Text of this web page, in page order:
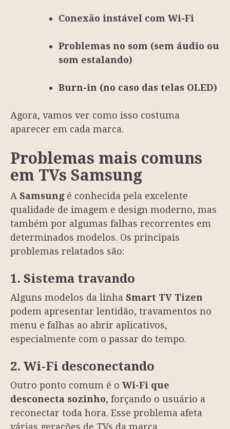
Conexão instável com Wi-Fi
Problemas no som (sem áudio ou
som estalando)
Burn-in (no caso das telas OLED)
Agora, vamos ver como isso costuma
aparecer em cada marca.
Problemas mais comuns
em TVs Samsung
A Samsungé conhecida pela excelente
qualidade de imagem e design moderno, mas
também por algumas falhas recorrentes em
determinados modelos. Os principais
problemas relatados são:
1. Sistema travando
Alguns modelos da linha Smart TV Tizen
podem apresentar lentidão, travamentos no
menu e falhas ao abrir aplicativos,
especialmente com o passar do tempo.
2. Wi-Fi desconectando
Outro ponto comum é o Wi-Fi que
desconecta sozinho, forçando o usuário a
reconectar toda hora. Esse problema afeta
várias gerações de TVs da marca,